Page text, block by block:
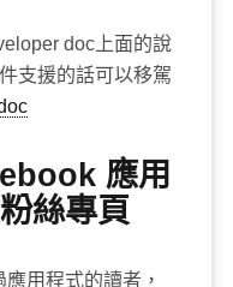
doc上面的說
支援的話可以移駕
應用
絲專頁
用程式的讀者，